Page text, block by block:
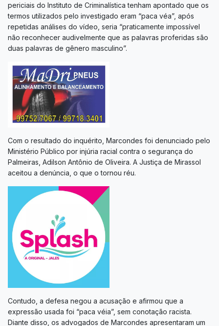
periciais do Instituto de Criminalística tenham apontado que os
termos utilizados pelo investigado eram “paca véa”, após
repetidas análises do vídeo, seria “praticamente impossível
não reconhecer audivelmente que as palavras proferidas são
duas palavras de gênero masculino”.
Com o resultado do inquérito, Marcondes foi denunciado pelo
Ministério Público por injúria racial contra o segurança do
Palmeiras, Adilson Antônio de Oliveira. A Justiça de Mirassol
aceitou a denúncia, o que o tornou réu.
Contudo, a defesa negou a acusação e afirmou que a
expressão usada foi “paca véia”, sem conotação racista.
Diante disso, os advogados de Marcondes apresentaram um